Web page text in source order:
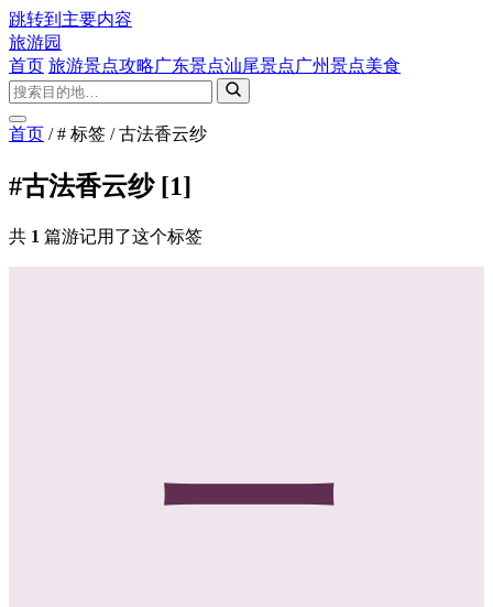
跳转到主要内容
旅游园
首页 旅游景点攻略广东景点汕尾景点广州景点美食
首页 / # 标签 / 古法香云纱
#古法香云纱 [1]
共 1 篇游记用了这个标签
一